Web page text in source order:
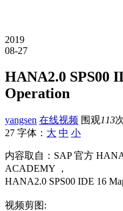
2019
08-27
HANA2.0 SPS00
Operation
yangsen 在线视频 围观113
27 字体： 大 中 小
内容取自：SAP 官方
ACADEMY ，
HANA2.0 SPS00 IDE 16
视频剪图: